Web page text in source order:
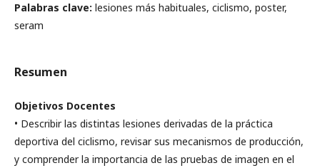
Palabras clave: lesiones más habituales, ciclismo, poster,
seram
Resumen
Objetivos Docentes
• Describir las distintas lesiones derivadas de la práctica
deportiva del ciclismo, revisar sus mecanismos de producción,
y comprender la importancia de las pruebas de imagen en el